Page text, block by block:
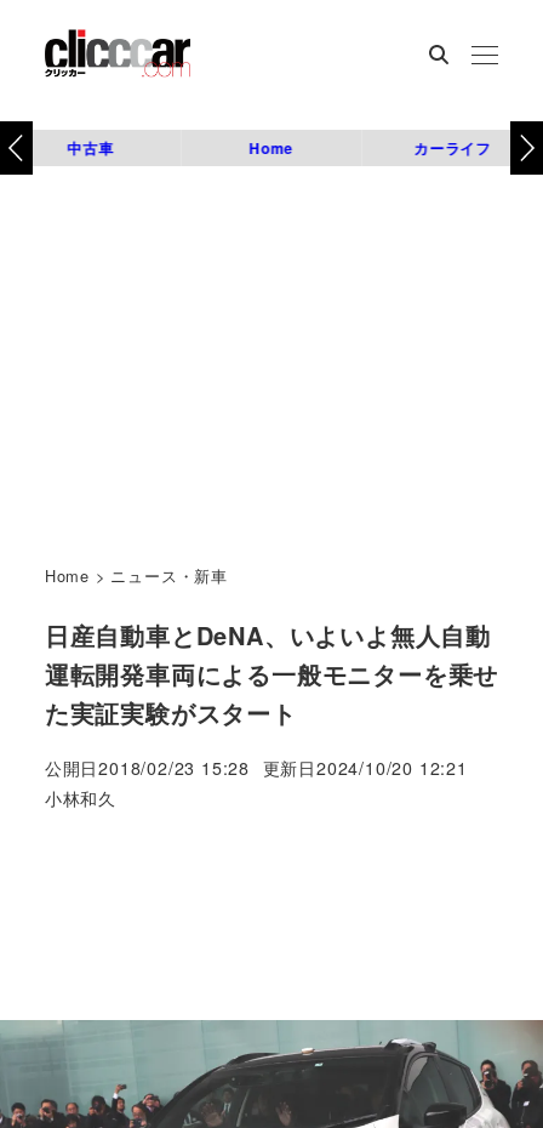
中古車 Home カーライフ
Home > ニュース・新車
日産自動車とDeNA、いよいよ無人自動
運転開発車両による一般モニターを乗せ
た実証実験がスタート
公開日2018/02/23 15:28 更新日2024/10/20 12:21
著
小林和久